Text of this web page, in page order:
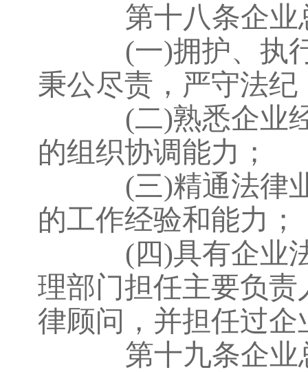
第十八条企业
(一)拥护、执
秉公尽责，严守法纪
(二)熟悉企业
的组织协调能力；
(三)精通法律
的工作经验和能力；
(四)具有企业
理部门担任主要负
律顾问，并担任过
第十九条企业